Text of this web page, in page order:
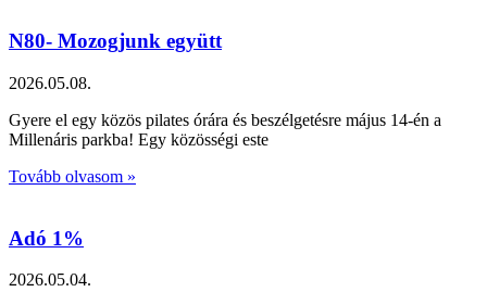
N80- Mozogjunk együtt
2026.05.08.
Gyere el egy közös pilates órára és beszélgetésre május 14-én a
Millenáris parkba! Egy közösségi este
Tovább olvasom »
Adó 1%
2026.05.04.